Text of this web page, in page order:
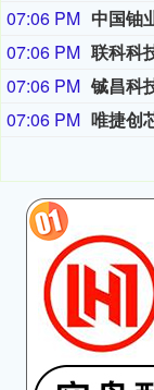
07:06 PM
07:06 PM
07:06 PM
07:06 PM